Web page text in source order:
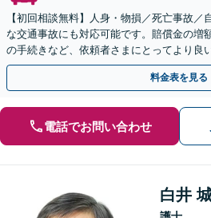
【初回相談無料】人身・物損／死亡事故／
な交通事故にも対応可能です。賠償金の増
の手続きなど、依頼者さまにとってより良
たします【弁護士費用特約利用可】【市ヶ
料金表を見る
電話でお問い合わせ
白井